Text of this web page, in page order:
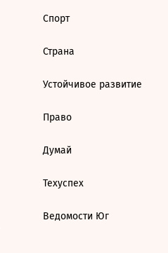
Спорт
Страна
Устойчивое развитие
Право
Думай
Техуспех
Ведомости Юг